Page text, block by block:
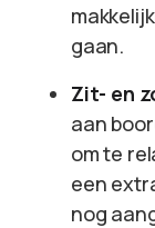
gaan.
Zit- en
aan
om te
een
nog